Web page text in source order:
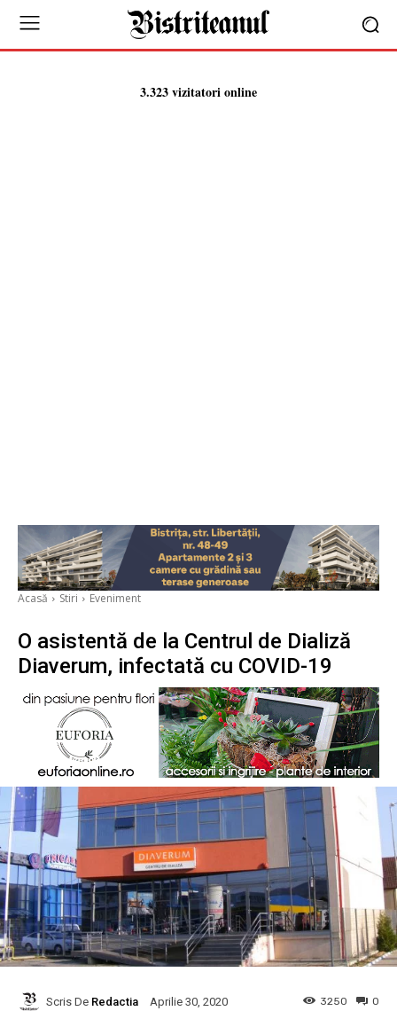
3.323 vizitatori online
Acasă Stiri Eveniment
O asistentă de la Centrul de Dializă
Diaverum, infectată cu COVID-19
Scris De Redactia Aprilie 30, 2020 0
3250